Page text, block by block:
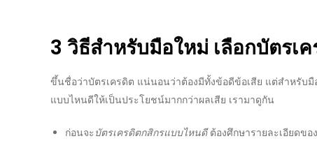
3 วิธีสำหรับมือใหม่ เลือกบัตรเ
ขึ้นชื่อว่าบัตรเครดิต แน่นอนว่าต้องมีทั้งข้อดีข้อเสีย แต่สำหรับมื
แบบไหนดีให้เป็นประโยชน์มากกว่าผลเสีย เรามาดูกัน
ก่อนจะ บัตรเครดิตกสิกรแบบไหนดีต้องศึกษารายละเอียดข